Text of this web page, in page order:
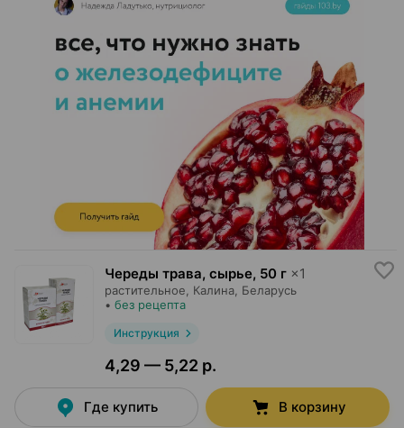
Череды трава, сырье, 50 г ×1
растительное, Калина , Беларусь
• без рецепта
Инструкция
4,29 — 5,22 р.
Где купить В корзину